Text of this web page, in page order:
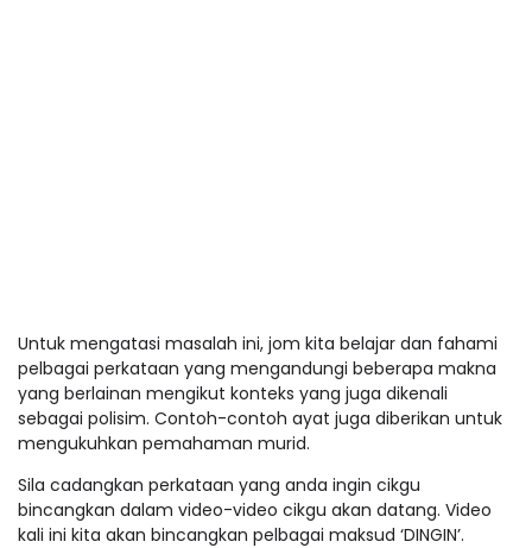
Untuk mengatasi masalah ini, jom kita belajar dan fahami
pelbagai perkataan yang mengandungi beberapa makna
yang berlainan mengikut konteks yang juga dikenali
sebagai polisim. Contoh-contoh ayat juga diberikan untuk
mengukuhkan pemahaman murid.
Sila cadangkan perkataan yang anda ingin cikgu
bincangkan dalam video-video cikgu akan datang. Video
kali ini kita akan bincangkan pelbagai maksud ‘DINGIN’.